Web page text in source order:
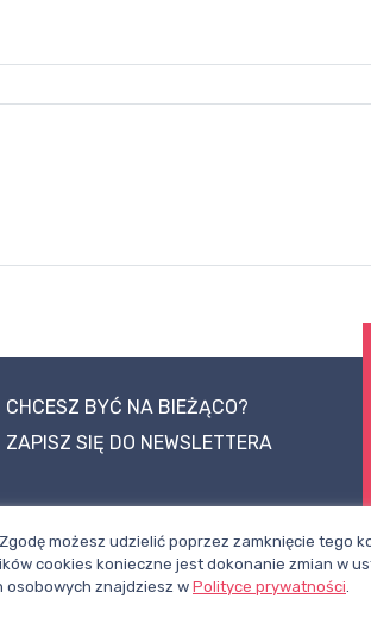
CHCESZ BYĆ NA BIEŻĄCO?
ZAPISZ SIĘ DO NEWSLETTERA
profil na
Facebooku
możesz udzielić poprzez zamknięcie tego
cookies konieczne jest dokonanie zmian w
osobowych znajdziesz wPolityce prywatności.